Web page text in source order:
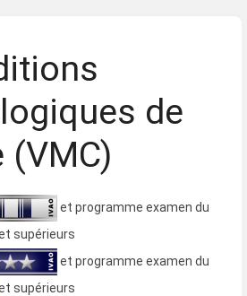
de
(VMC)
et programme examen du
supérieurs
et programme examen du
supérieurs